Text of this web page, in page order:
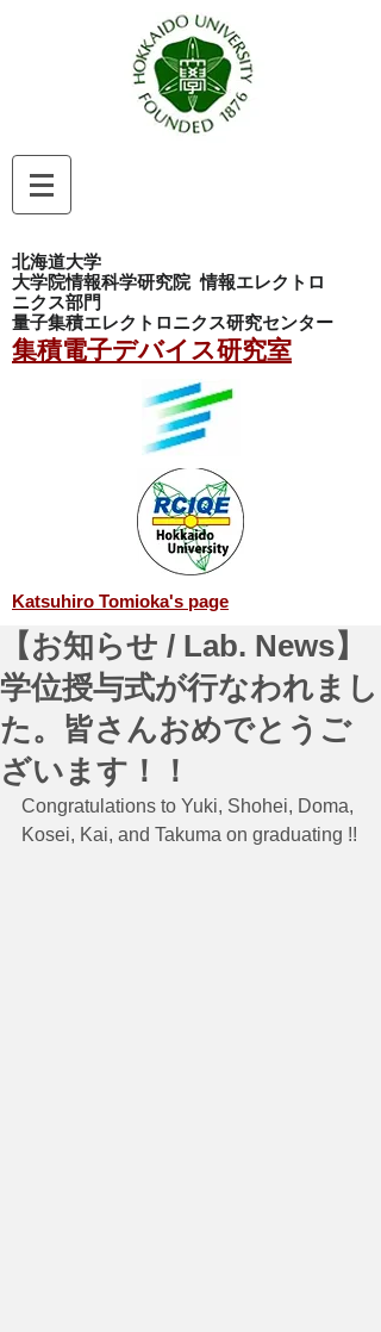
北海道大学
大学院情報科学研究院情報エレクトロ
ニクス部門
量子集積エレクトロニクス研究センター
集積電子デバイス研究室
Katsuhiro Tomioka's page
【お知らせ / Lab. News】
学位授与式が行なわれまし
た。皆さんおめでとうご
ざいます！！
Congratulations to Yuki, Shohei, Doma,
Kosei, Kai, and Takuma on graduating !!